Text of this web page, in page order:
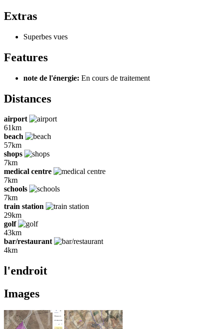
Extras
Superbes vues
Features
note de l'énergie: En cours de traitement
Distances
airport
61km
beach
57km
shops
7km
medical centre
7km
schools
7km
train station
29km
golf
43km
bar/restaurant
4km
l'endroit
Images